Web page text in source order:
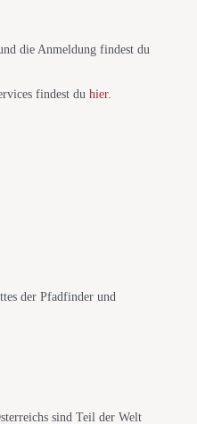
die Anmeldung findest du
findest du hier.
der Pfadfinder und
sind Teil der Welt